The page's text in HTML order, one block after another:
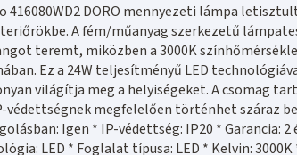
416080WD2 DORO mennyezeti lámpa
A fém/műanyag szerkezetű
teremt, miközben a 3000K
Ez a 24W teljesítményű LED
világítja meg a helyiségeket. A csomag
védettségnek megfelelően történhet száraz
Igen * IP-védettség: IP20 * Garancia:
LED * Foglalat típusa: LED * Kelvin: